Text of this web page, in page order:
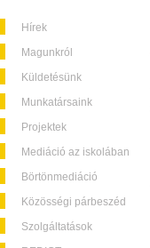
Hírek
Magunkról
Küldetésünk
Munkatársaink
Projektek
Mediáció az iskolában
Börtönmediáció
Közösségi párbeszéd
Szolgáltatások